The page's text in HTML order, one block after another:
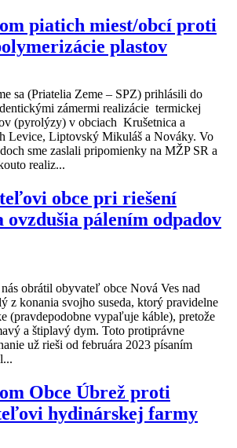
piatich miest/obcí proti
plastov
sa (Priatelia Zeme – SPZ) prihlásili do
zámermi realizácie termickej
(pyrolýzy) v obciach Krušetnica a
Levice, Liptovský Mikuláš a Nováky. Vo
sme zaslali pripomienky na MŽP SR a
realiz...
obce pri riešení
ovzdušia pálením odpadov
obrátil obyvateľ obce Nová Ves nad
z konania svojho suseda, ktorý pravidelne
(pravdepodobne vypaľuje káble), pretože
a štiplavý dym. Toto protiprávne
už rieši od februára 2023 písaním
Obce Úbrež proti
hydinárskej farmy